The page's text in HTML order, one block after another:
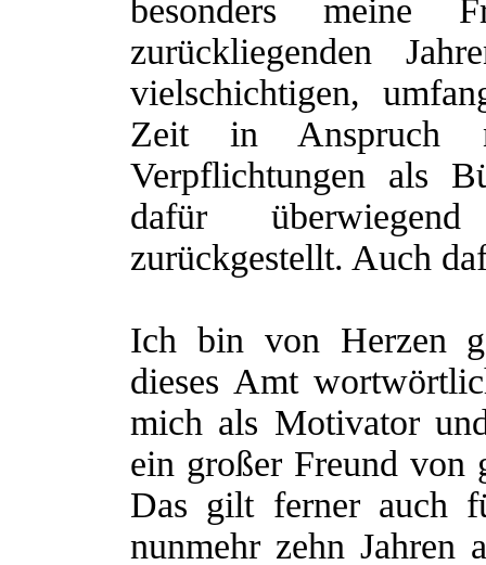
besonders
zurückliegenden
vielschichtigen,
Zeit in Anspruch
Verpflichtungen als
dafür
zurückgestellt. Auch
Ich bin von Herzen
dieses Amt
mich als Motivator
ein großer Freund von
Das gilt ferner auch
nunmehr zehn Jahren